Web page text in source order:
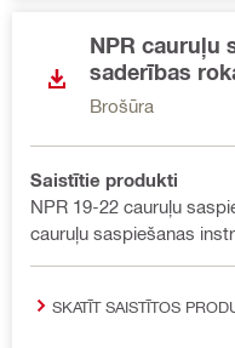
NPR cauruļu
saderības
Brošūra
Saistītie produkti
NPR 19-22 cauruļu
cauruļu saspiešanas
SKATĪT SAISTĪTOS